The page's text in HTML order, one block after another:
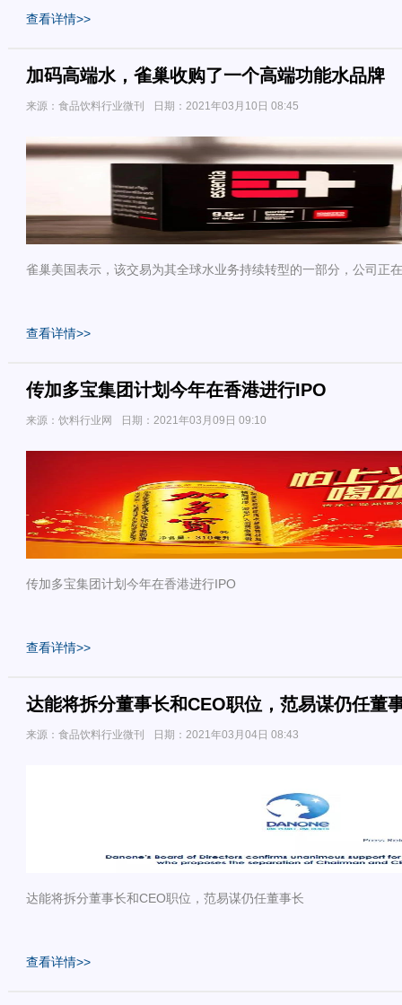
查看详情>>
加码高端水，雀巢收购了一个高端功能水品牌
来源：食品饮料行业微刊 日期：2021年03月10日 08:45
雀巢美国表示，该交易为其全球水业务持续转型的一部分，公司正
查看详情>>
传加多宝集团计划今年在香港进行IPO
来源：饮料行业网 日期：2021年03月09日 09:10
传加多宝集团计划今年在香港进行IPO
查看详情>>
达能将拆分董事长和CEO职位，范易谋仍任董
来源：食品饮料行业微刊 日期：2021年03月04日 08:43
达能将拆分董事长和CEO职位，范易谋仍任董事长
查看详情>>